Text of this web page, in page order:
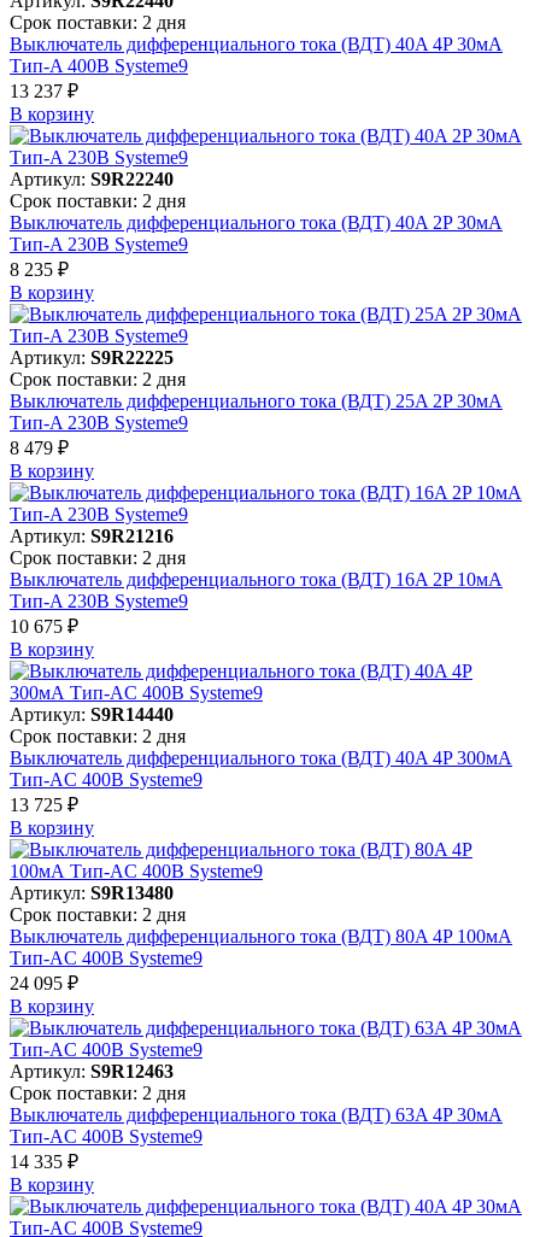
Срок поставки: 2 дня
Выключатель дифференциального тока (ВДТ) 40A 4P 30мА
Тип-A 400В Systeme9
13 237 ₽
В корзинy
Артикул: S9R22240
Срок поставки: 2 дня
Выключатель дифференциального тока (ВДТ) 40A 2P 30мА
Тип-A 230В Systeme9
8 235 ₽
В корзинy
Артикул: S9R22225
Срок поставки: 2 дня
Выключатель дифференциального тока (ВДТ) 25A 2P 30мА
Тип-A 230В Systeme9
8 479 ₽
В корзинy
Артикул: S9R21216
Срок поставки: 2 дня
Выключатель дифференциального тока (ВДТ) 16A 2P 10мА
Тип-A 230В Systeme9
10 675 ₽
В корзинy
Артикул: S9R14440
Срок поставки: 2 дня
Выключатель дифференциального тока (ВДТ) 40A 4P 300мА
Тип-AC 400В Systeme9
13 725 ₽
В корзинy
Артикул: S9R13480
Срок поставки: 2 дня
Выключатель дифференциального тока (ВДТ) 80A 4P 100мА
Тип-AC 400В Systeme9
24 095 ₽
В корзинy
Артикул: S9R12463
Срок поставки: 2 дня
Выключатель дифференциального тока (ВДТ) 63A 4P 30мА
Тип-AC 400В Systeme9
14 335 ₽
В корзинy